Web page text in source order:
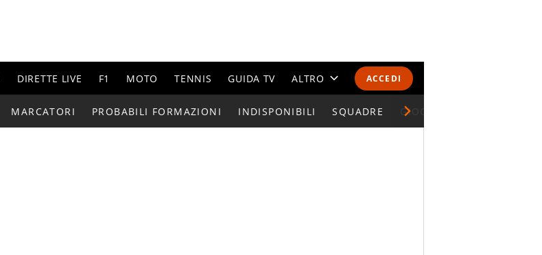
ACCEDI
DIRETTE LIVE F1 MOTO TENNIS GUIDA TV ALTRO
CALENDARI E CLASSIFICHE
MARCATORI PROBABILI FORMAZIONI INDISPONIBILI SQUADRE GIOCATORI SERIE A